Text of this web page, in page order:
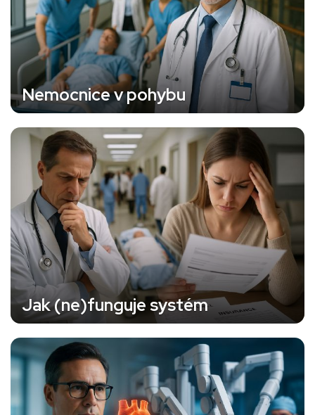
Nemocnice v pohybu
Jak (ne)funguje systém